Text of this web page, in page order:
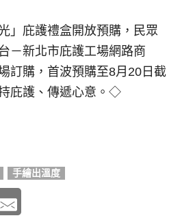
」庇護禮盒開放預購，民眾
－新北市庇護工場網路商
訂購，首波預購至8月20日截
庇護、傳遞心意。◇
手繪出溫度